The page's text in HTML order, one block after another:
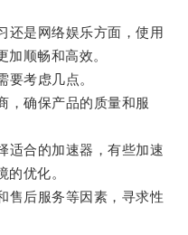
是网络娱乐方面，使用
加顺畅和高效。
考虑几点。
确保产品的质量和服
合的加速器，有些加速
优化。
后服务等因素，寻求性